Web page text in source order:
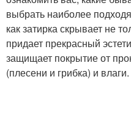
выбрать наиболее
как затирка скрывает не
придает прекрасный
защищает покрытие от
(плесени и грибка) и влаги.